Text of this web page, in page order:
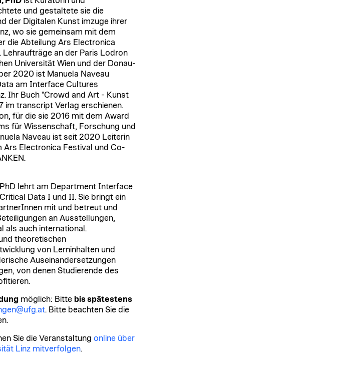
und gestaltete sie die
der Digitalen Kunst imzuge ihrer
wo sie gemeinsam mit dem
die Abteilung Ars Electronica
an der Paris Lodron
Universität Wien und der Donau-
2020 ist Manuela Naveau
am Interface Cultures
Ihr Buch "Crowd and Art - Kunst
im transcript Verlag erschienen.
für die sie 2016 mit dem Award
für Wissenschaft, Forschung und
Naveau ist seit 2020 Leiterin
Electronica Festival und Co-
lehrt am Department Interface
Data I und II. Sie bringt ein
mit und betreut und
an Ausstellungen,
als auch international.
theoretischen
von Lerninhalten und
Auseinandersetzungen
von denen Studierende des
möglich: Bitte bis spätestens
. Bitte beachten Sie die
Sie die Veranstaltung online über
Linz mitverfolgen.